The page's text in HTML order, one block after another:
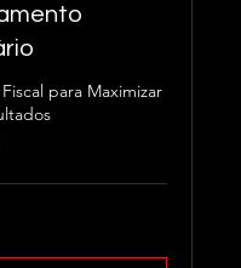
para Maximizar